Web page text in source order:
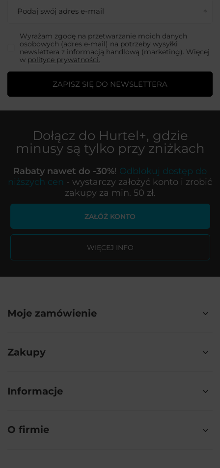
Podaj swój adres e-mail
Wyrażam zgodę na przetwarzanie moich danych
osobowych (adres e-mail) na potrzeby wysyłki
newslettera z informacją handlową (marketing). Więcej
w polityce prywatności.
ZAPISZ SIĘ DO NEWSLETTERA
Dołącz do Hurtel+, gdzie
minusy są tylko przy zniżkach
Rabaty nawet do -30%! Odblokuj dostęp do
niższych cen - wystarczy założyć konto i zrobić
zakupy za min. 50 zł.
ZAŁÓŻ KONTO
WIĘCEJ INFO
Moje zamówienie
Zakupy
Informacje
O firmie